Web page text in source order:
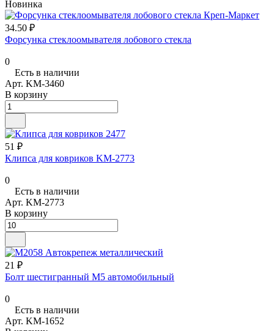
Новинка
34.50 ₽
Форсунка стеклоомывателя лобового стекла
0
Есть в наличии
Арт. KM-3460
В корзину
51 ₽
Клипса для ковриков KM-2773
0
Есть в наличии
Арт. KM-2773
В корзину
21 ₽
Болт шестигранный М5 автомобильный
0
Есть в наличии
Арт. KM-1652